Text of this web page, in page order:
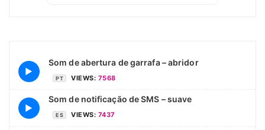
▶
Som de abertura de garrafa – abridor
PT VIEWS: 7568
▶
Som de notificação de SMS – suave
ES VIEWS: 7437